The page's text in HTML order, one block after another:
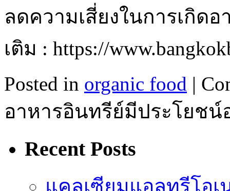
ลดความเสี่ยงในการเกิด
เติม : https://
Posted in organic food |
อาหารอินทรีย์มีประโยชน์
Recent Posts
แคลเซียมแอลทรีโอ